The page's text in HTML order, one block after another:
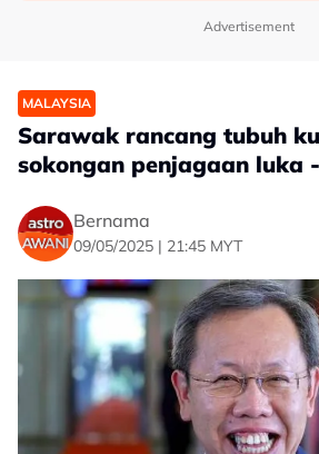
Advertisement
MALAYSIA
Sarawak rancang tubuh
sokongan penjagaan luka
Bernama
09/05/2025 | 21:45 MYT